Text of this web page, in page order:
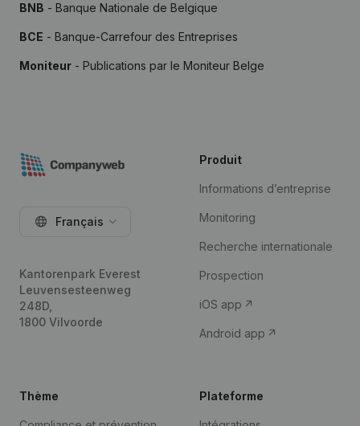
BNB - Banque Nationale de Belgique
BCE - Banque-Carrefour des Entreprises
Moniteur - Publications par le Moniteur Belge
Français
Kantorenpark Everest
Leuvensesteenweg
248D,
1800 Vilvoorde
Produit
Informations d’entreprise
Monitoring
Recherche internationale
Prospection
iOS app
Android app
Thème Plateforme